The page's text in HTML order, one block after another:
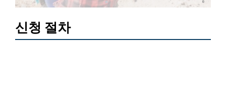
신청 절차